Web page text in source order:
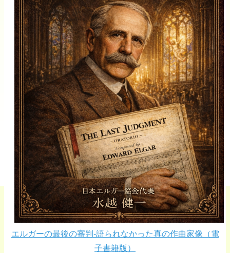
エルガーの最後の審判-語られなかった真の作曲家像（電
子書籍版）